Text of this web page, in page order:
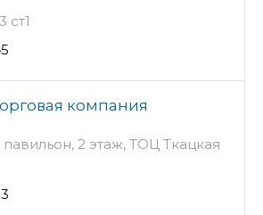
ст1
компания
павильон, 2 этаж, ТОЦ Ткацкая